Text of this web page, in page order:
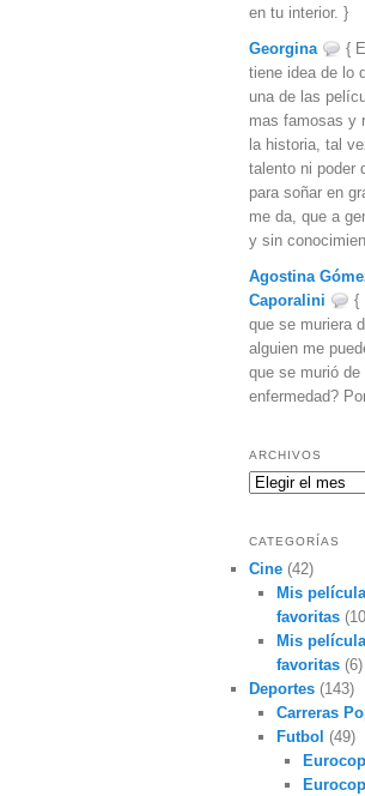
en tu interior. }
Georgina
{
tiene idea de lo
una de las
mas famosas y
la historia, tal
talento ni poder
para soñar en
me da, que a
y sin
Agostina
Caporalini
{
que se muriera
alguien me
que se murió de
enfermedad?
ARCHIVOS
Archivos
CATEGORÍAS
Cine (42)
Mis
favoritas
Mis
favoritas(6)
Deportes (143)
Carreras
Futbol (49)